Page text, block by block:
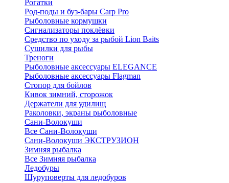
Рогатки
Род-поды и буз-бары Carp Pro
Рыболовные кормушки
Сигнализаторы поклёвки
Средство по уходу за рыбой Lion Baits
Сушилки для рыбы
Треноги
Рыболовные аксессуары ELEGANCE
Рыболовные аксессуары Flagman
Стопор для бойлов
Кивок зимний, сторожок
Держатели для удилищ
Раколовки, экраны рыболовные
Сани-Волокуши
Все Сани-Волокуши
Сани-Волокуши ЭКСТРУЗИОН
Зимняя рыбалка
Все Зимняя рыбалка
Ледобуры
Шуруповерты для ледобуров